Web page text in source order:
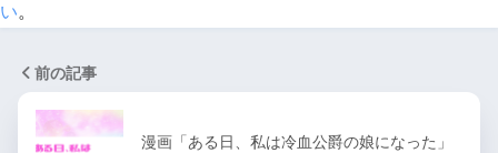
い。
前の記事
漫画「ある日、私は冷血公爵の娘になった」